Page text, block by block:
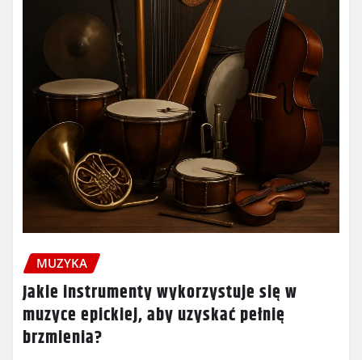
MUZYKA
Jakie instrumenty wykorzystuje się w
muzyce epickiej, aby uzyskać pełnię
brzmienia?